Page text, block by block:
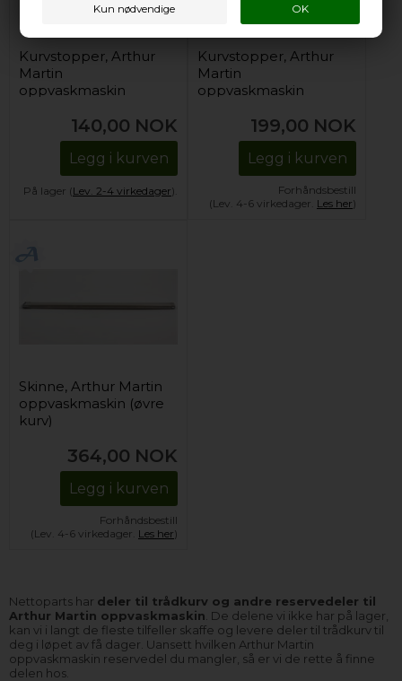
Kurvstopper, Arthur
Martin
oppvaskmaskin
140,00 NOK
Legg i kurven
På lager (Lev. 2-4 virkedager).
Kurvstopper, Arthur
Martin
oppvaskmaskin
199,00 NOK
Legg i kurven
Forhåndsbestill
(Lev. 4-6 virkedager. Les her)
Skinne, Arthur Martin
oppvaskmaskin (øvre
kurv)
364,00 NOK
Legg i kurven
Forhåndsbestill
(Lev. 4-6 virkedager. Les her)
Nettoparts har deler til trådkurv og andre reservedeler til
Arthur Martin oppvaskmaskin . De delene vi ikke har på lager,
kan vi i langt de fleste tilfeller skaffe og levere deler til trådkurv til
deg i løpet av få dager. Uansett hvilken Arthur Martin
oppvaskmaskin reservedel du mangler, så er vi de rette å finne
delen hos.